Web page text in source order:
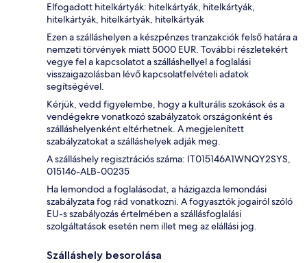
Elfogadott hitelkártyák: hitelkártyák, hitelkártyák,
hitelkártyák, hitelkártyák, hitelkártyák
Ezen a szálláshelyen a készpénzes tranzakciók felső határa a
nemzeti törvények miatt 5000 EUR. További részletekért
vegye fel a kapcsolatot a szálláshellyel a foglalási
visszaigazolásban lévő kapcsolatfelvételi adatok
segítségével.
Kérjük, vedd figyelembe, hogy a kulturális szokások és a
vendégekre vonatkozó szabályzatok országonként és
szálláshelyenként eltérhetnek. A megjelenített
szabályzatokat a szálláshelyek adják meg.
A szálláshely regisztrációs száma: IT015146A1WNQY2SYS,
015146-ALB-00235
Ha lemondod a foglalásodat, a házigazda lemondási
szabályzata fog rád vonatkozni. A fogyasztók jogairól szóló
EU-s szabályozás értelmében a szállásfoglalási
szolgáltatások esetén nem illet meg az elállási jog.
Szálláshely besorolása